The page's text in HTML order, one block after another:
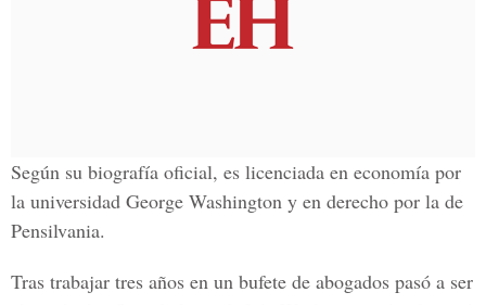
Según su biografía oficial, es licenciada en economía por
la universidad George Washington y en derecho por la de
Pensilvania.
Tras trabajar tres años en un bufete de abogados pasó a ser